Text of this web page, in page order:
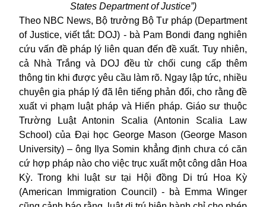
States Department of Justice”)
Theo NBC News, Bộ trưởng Bộ Tư pháp (Department
of Justice, viết tắt: DOJ) - bà Pam Bondi đang nghiên
cứu vấn đề pháp lý liên quan đến đề xuất. Tuy nhiên,
cả Nhà Trắng và DOJ đều từ chối cung cấp thêm
thông tin khi được yêu cầu làm rõ. Ngay lập tức, nhiều
chuyên gia pháp lý đã lên tiếng phản đối, cho rằng đề
xuất vi phạm luật pháp và Hiến pháp. Giáo sư thuộc
Trường Luật Antonin Scalia (Antonin Scalia Law
School) của Đại học George Mason (George Mason
University) – ông Ilya Somin khẳng định chưa có căn
cứ hợp pháp nào cho việc trục xuất một công dân Hoa
Kỳ. Trong khi luật sư tại Hội đồng Di trú Hoa Kỳ
(American Immigration Council) - bà Emma Winger